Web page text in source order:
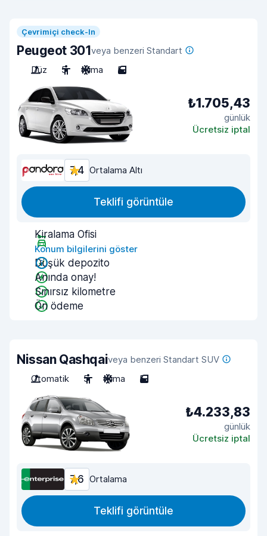
Çevrimiçi check-In
Peugeot 301veya benzeri Standart
Düz
5 Klima 5
₺1.705,43
günlük
Ücretsiz iptal
7,4 Ortalama Altı
Teklifi görüntüle
Kiralama Ofisi
Konum bilgilerini göster
Düşük depozito
Anında onay!
Sınırsız kilometre
Ön ödeme
Nissan Qashqaiveya benzeri Standart SUV
Otomatik
5 Klima 5
₺4.233,83
günlük
Ücretsiz iptal
7,6 Ortalama
Teklifi görüntüle